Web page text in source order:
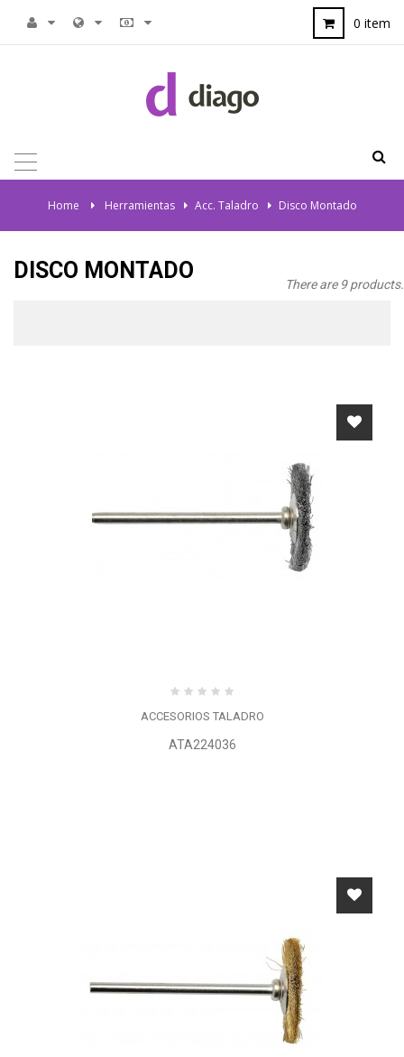
0 item
TOGGLE
NAVIGATION
Home > Herramientas > Acc. Taladro > Disco Montado
DISCO MONTADO
There are 9 products.
ACCESORIOS TALADRO
ATA224036